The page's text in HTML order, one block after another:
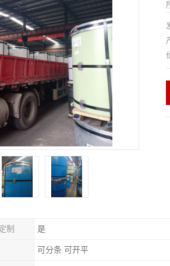
制 是
可分条 可开平